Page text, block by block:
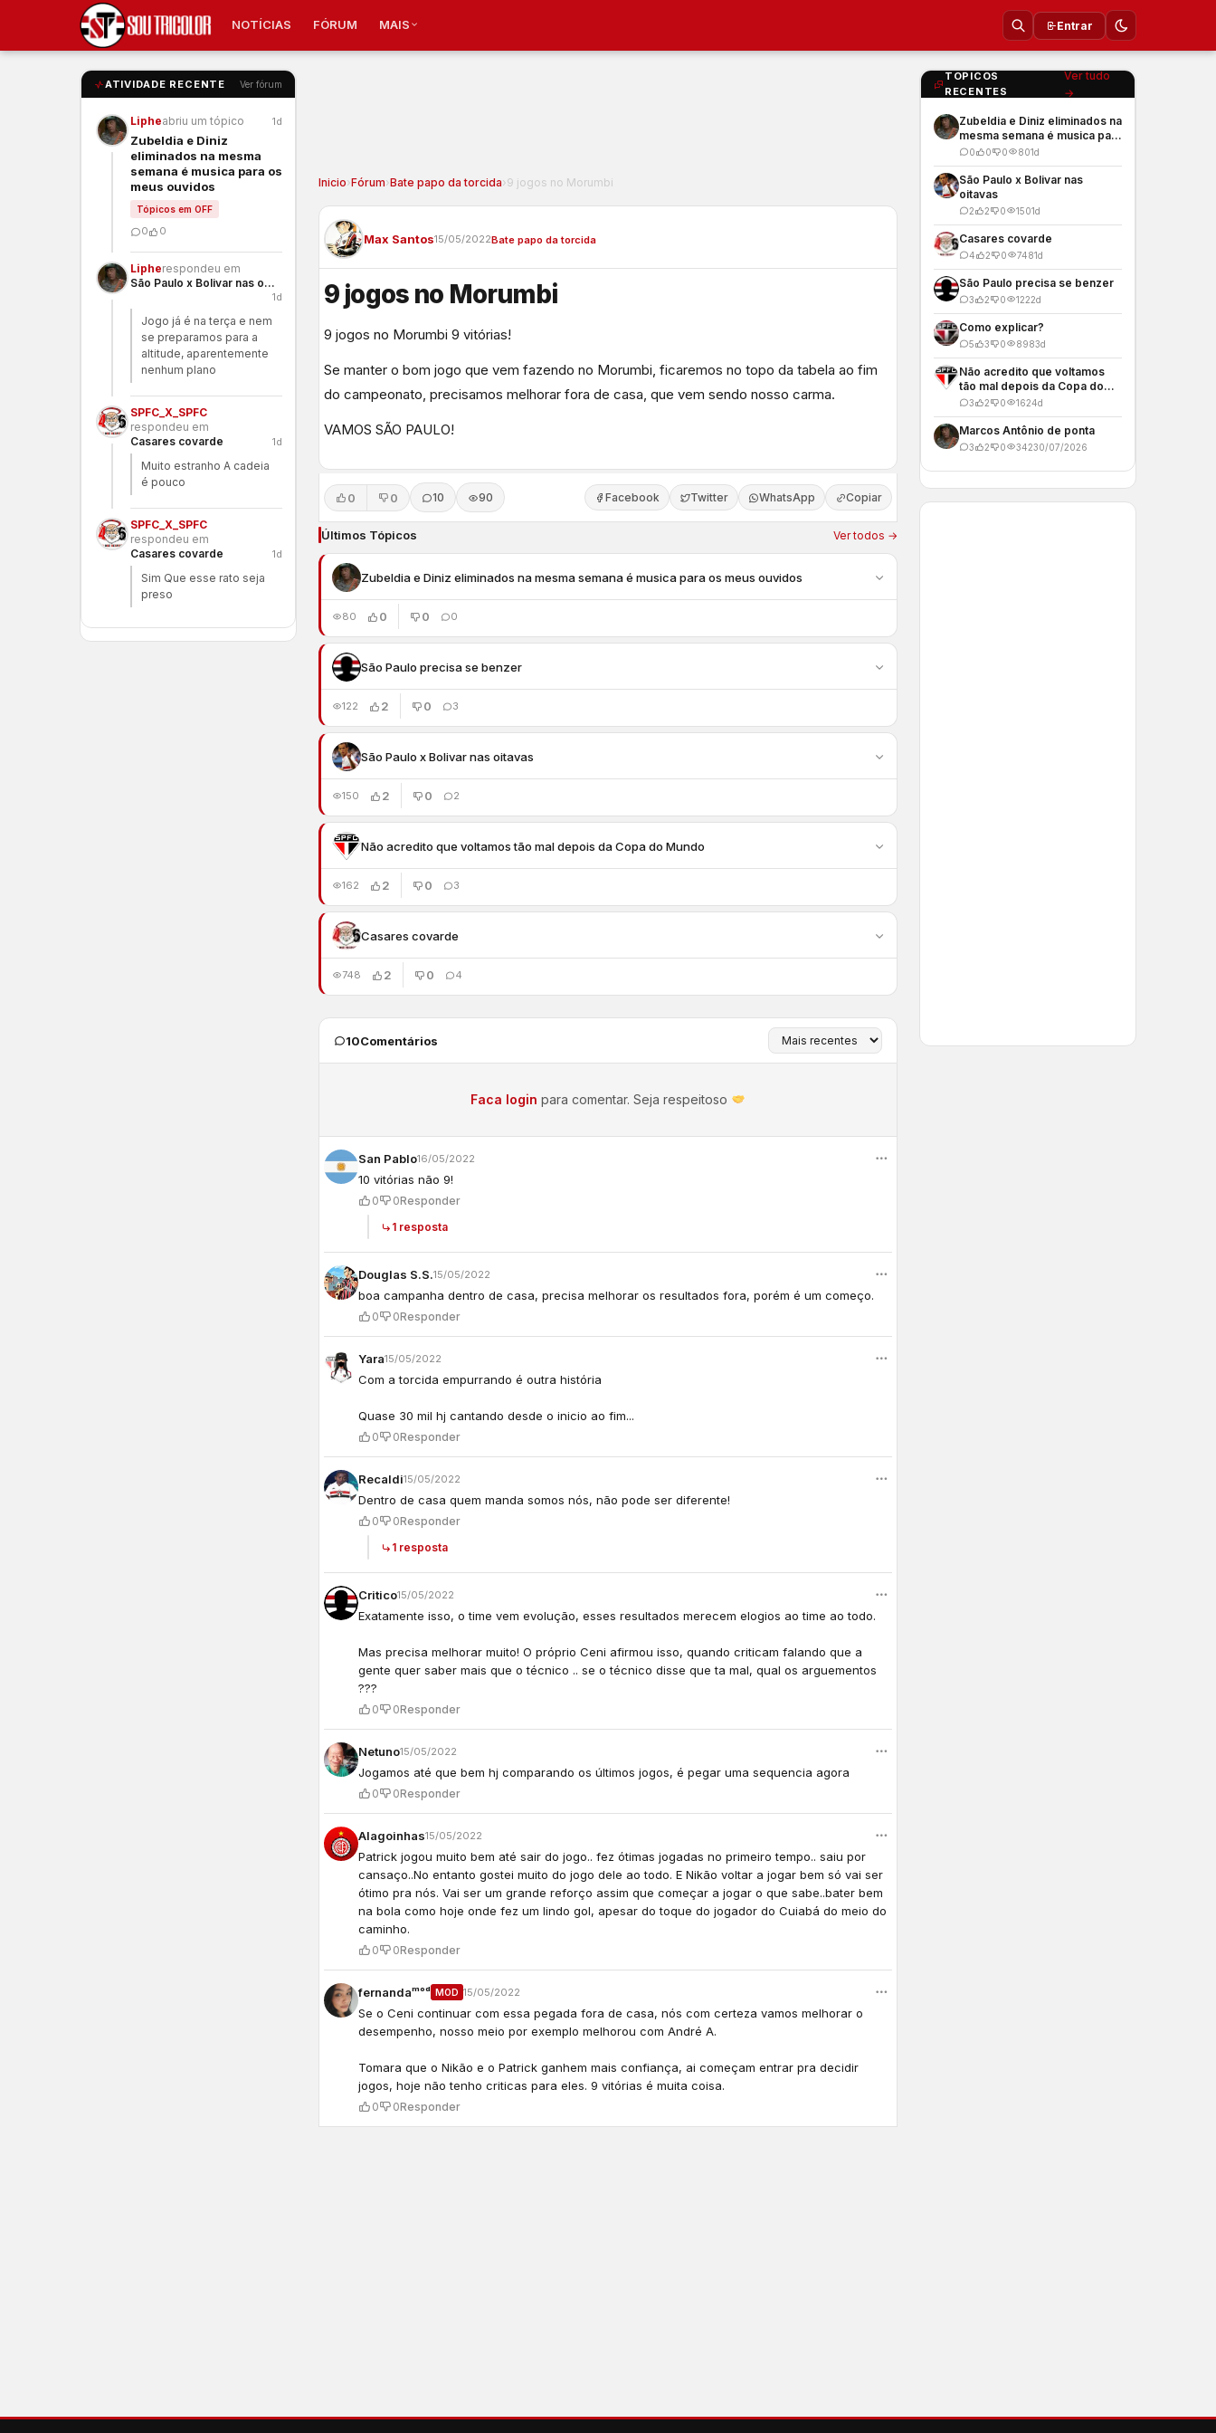
NOTÍCIAS FÓRUM MAIS Entrar
ATIVIDADE RECENTE Ver fórum
Lipheabriu um tópico 1d
Zubeldia e Diniz
eliminados na mesma
semana é musica para os
meus ouvidos
Tópicos em OFF
0 0
Lipherespondeu em
São Paulo x Bolivar nas oitavas
1d
Jogo já é na terça e nem
se preparamos para a
altitude, aparentemente
nenhum plano
SPFC_X_SPFC
respondeu em
Casares covarde
1d
Muito estranho A cadeia
é pouco
SPFC_X_SPFC
respondeu em
Casares covarde
1d
Sim Que esse rato seja
preso
Inicio›Fórum›Bate papo da torcida›9 jogos no Morumbi
Max Santos15/05/2022Bate papo da torcida
9 jogos no Morumbi
9 jogos no Morumbi 9 vitórias!
Se manter o bom jogo que vem fazendo no Morumbi, ficaremos no topo da tabela ao fim
do campeonato, precisamos melhorar fora de casa, que vem sendo nosso carma.
VAMOS SÃO PAULO!
0 0 10 90 Facebook Twitter WhatsApp Copiar
Últimos Tópicos Ver todos →
Zubeldia e Diniz eliminados na mesma semana é musica para os meus ouvidos
80 0 0 0
São Paulo precisa se benzer
122 2 0 3
São Paulo x Bolivar nas oitavas
150 2 0 2
Não acredito que voltamos tão mal depois da Copa do Mundo
162 2 0 3
Casares covarde
748 2 0 4
10Comentários
Faca login para comentar. Seja respeitoso
San Pablo16/05/2022
10 vitórias não 9!
0 0Responder
1 resposta
Douglas S.S.15/05/2022
boa campanha dentro de casa, precisa melhorar os resultados fora, porém é um começo.
0 0Responder
Yara15/05/2022
Com a torcida empurrando é outra história
Quase 30 mil hj cantando desde o inicio ao fim...
0 0Responder
Recaldi15/05/2022
Dentro de casa quem manda somos nós, não pode ser diferente!
0 0Responder
1 resposta
Critico15/05/2022
Exatamente isso, o time vem evolução, esses resultados merecem elogios ao time ao todo.
Mas precisa melhorar muito! O próprio Ceni afirmou isso, quando criticam falando que a
gente quer saber mais que o técnico .. se o técnico disse que ta mal, qual os arguementos
???
0 0Responder
Netuno15/05/2022
Jogamos até que bem hj comparando os últimos jogos, é pegar uma sequencia agora
0 0Responder
Alagoinhas15/05/2022
Patrick jogou muito bem até sair do jogo.. fez ótimas jogadas no primeiro tempo.. saiu por
cansaço..No entanto gostei muito do jogo dele ao todo. E Nikão voltar a jogar bem só vai ser
ótimo pra nós. Vai ser um grande reforço assim que começar a jogar o que sabe..bater bem
na bola como hoje onde fez um lindo gol, apesar do toque do jogador do Cuiabá do meio do
caminho.
0 0Responder
fernandaᵐᵒᵈ MOD 15/05/2022
Se o Ceni continuar com essa pegada fora de casa, nós com certeza vamos melhorar o
desempenho, nosso meio por exemplo melhorou com André A.
Tomara que o Nikão e o Patrick ganhem mais confiança, ai começam entrar pra decidir
jogos, hoje não tenho criticas para eles. 9 vitórias é muita coisa.
0 0Responder
TOPICOS
RECENTES
Ver tudo
→
Zubeldia e Diniz eliminados na
mesma semana é musica para
os meus ouvidos
0 0 0 801d
São Paulo x Bolivar nas
oitavas
2 2 0 1501d
Casares covarde
4 2 0 7481d
São Paulo precisa se benzer
3 2 0 1222d
Como explicar?
5 3 0 8983d
Não acredito que voltamos
tão mal depois da Copa do
Mundo
3 2 0 1624d
Marcos Antônio de ponta
3 2 0 34230/07/2026